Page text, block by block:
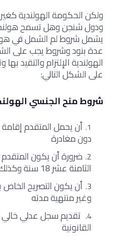
ولكن الحكومة الهولندية
ودول شنجن وهل تسمح
يشمل شروط لم الشمل في
عدة بنود وشروط يجب على
الهولندية الإلتزام والتقيد
على الشكل التالي:
شروط منح الجنسي
دون مغادرة
ضرورة أن يكون
الثامنة عشر 18 سنة وكذلك الأطفال الصغار
أن يكون التصريح
وغير منتهية مدته
تقديم سجل عدلي خالي
القانونية